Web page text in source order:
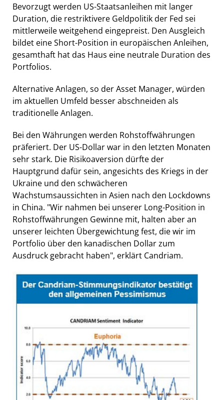
Bevorzugt werden US-Staatsanleihen mit langer
Duration, die restriktivere Geldpolitik der Fed sei
mittlerweile weitgehend eingepreist. Den Ausgleich
bildet eine Short-Position in europäischen Anleihen,
gesamthaft hat das Haus eine neutrale Duration des
Portfolios.
Alternative Anlagen, so der Asset Manager, würden
im aktuellen Umfeld besser abschneiden als
traditionelle Anlagen.
Bei den Währungen werden Rohstoffwährungen
präferiert. Der US-Dollar war in den letzten Monaten
sehr stark. Die Risikoaversion dürfte der
Hauptgrund dafür sein, angesichts des Kriegs in der
Ukraine und den schwächeren
Wachstumsaussichten in Asien nach den Lockdowns
in China. "Wir nahmen bei unserer Long-Position in
Rohstoffwährungen Gewinne mit, halten aber an
unserer leichten Übergewichtung fest, die wir im
Portfolio über den kanadischen Dollar zum
Ausdruck gebracht haben", erklärt Candriam.